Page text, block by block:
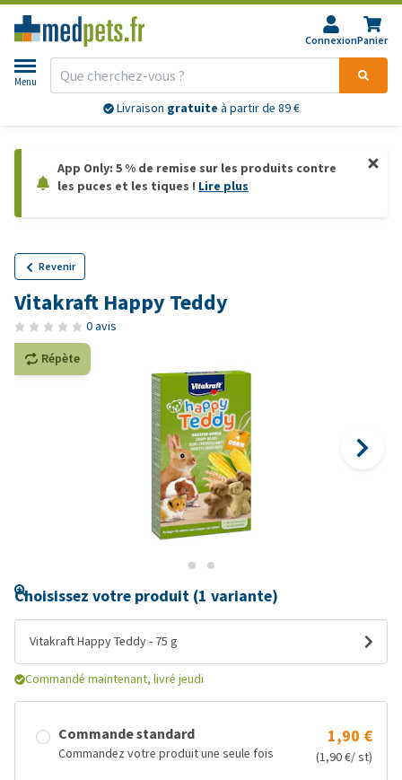
ConnexionPanier
Menu
Livraison gratuite à partir de 89 €
App Only: 5 % de remise sur les produits contre
les puces et les tiques ! Lire plus
Revenir
Vitakraft Happy Teddy
0 avis
Répète
Choisissez votre produit (1 variante)
Vitakraft Happy Teddy - 75 g
Commandé maintenant, livré jeudi
Commande standard
Commandez votre produit une seule fois
1,90 €
(1,90 €/ st)